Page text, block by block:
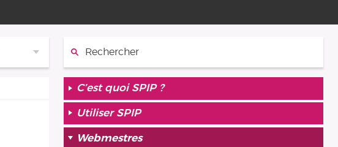
C’est quoi SPIP ?
Utiliser SPIP
Webmestres